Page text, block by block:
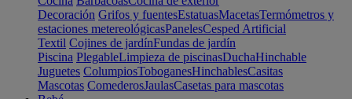
Decoración Grifos y fuentesEstatuasMacetasTermómetros y
estaciones metereológicasPanelesCesped Artificial
Textil Cojines de jardínFundas de jardín
Piscina PlegableLimpieza de piscinasDuchaHinchable
Juguetes ColumpiosToboganesHinchablesCasitas
Mascotas ComederosJaulasCasetas para mascotas